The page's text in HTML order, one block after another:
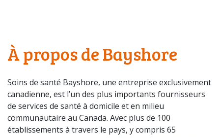
À propos de Bayshore
Soins de santé Bayshore, une entreprise exclusivement
canadienne, est l’un des plus importants fournisseurs
de services de santé à domicile et en milieu
communautaire au Canada. Avec plus de 100
établissements à travers le pays, y compris 65